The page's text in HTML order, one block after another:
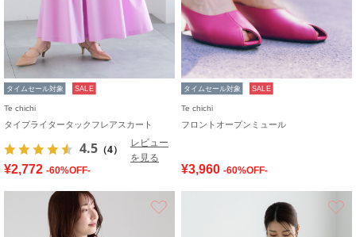
タイムセール対象 SALE
Te chichi
タイプライタータックフレアスカート
4.5 （4）
レビュー
を見る
¥2,772 -60%OFF-
タイムセール対象 SALE
Te chichi
フロントオープンミュール
¥3,960 -60%OFF-